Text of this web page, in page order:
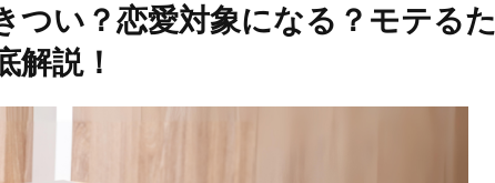
つい？恋愛対象になる？モテるた
解説！